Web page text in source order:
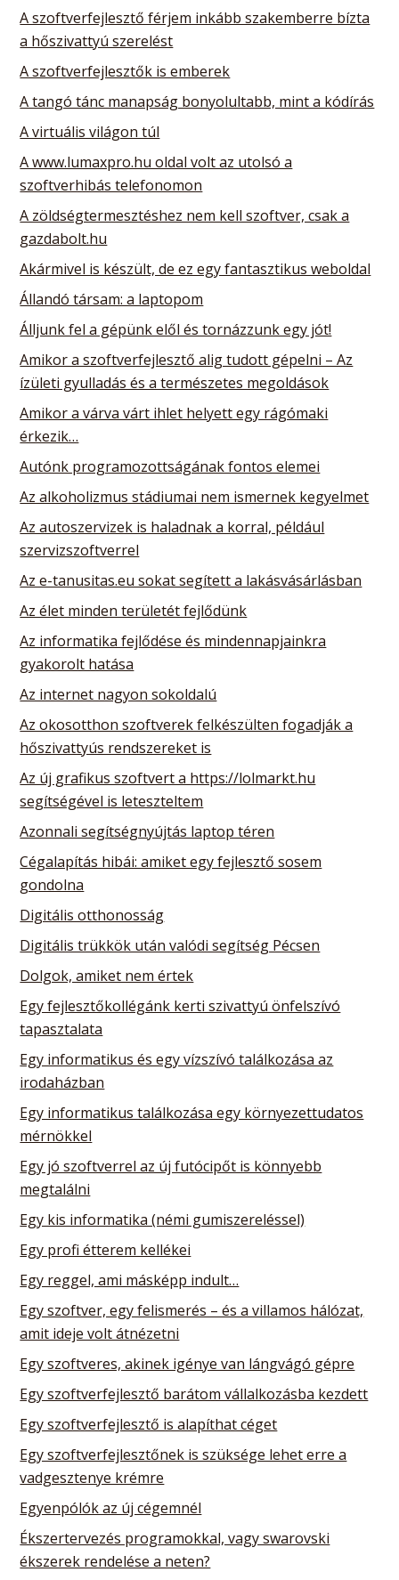
A szoftverfejlesztő férjem inkább szakemberre bízta
a hőszivattyú szerelést
A szoftverfejlesztők is emberek
A tangó tánc manapság bonyolultabb, mint a kódírás
A virtuális világon túl
A www.lumaxpro.hu oldal volt az utolsó a
szoftverhibás telefonomon
A zöldségtermesztéshez nem kell szoftver, csak a
gazdabolt.hu
Akármivel is készült, de ez egy fantasztikus weboldal
Állandó társam: a laptopom
Álljunk fel a gépünk elől és tornázzunk egy jót!
Amikor a szoftverfejlesztő alig tudott gépelni – Az
ízületi gyulladás és a természetes megoldások
Amikor a várva várt ihlet helyett egy rágómaki
érkezik…
Autónk programozottságának fontos elemei
Az alkoholizmus stádiumai nem ismernek kegyelmet
Az autoszervizek is haladnak a korral, például
szervizszoftverrel
Az e-tanusitas.eu sokat segített a lakásvásárlásban
Az élet minden területét fejlődünk
Az informatika fejlődése és mindennapjainkra
gyakorolt hatása
Az internet nagyon sokoldalú
Az okosotthon szoftverek felkészülten fogadják a
hőszivattyús rendszereket is
Az új grafikus szoftvert a https://lolmarkt.hu
segítségével is leteszteltem
Azonnali segítségnyújtás laptop téren
Cégalapítás hibái: amiket egy fejlesztő sosem
gondolna
Digitális otthonosság
Digitális trükkök után valódi segítség Pécsen
Dolgok, amiket nem értek
Egy fejlesztőkollégánk kerti szivattyú önfelszívó
tapasztalata
Egy informatikus és egy vízszívó találkozása az
irodaházban
Egy informatikus találkozása egy környezettudatos
mérnökkel
Egy jó szoftverrel az új futócipőt is könnyebb
megtalálni
Egy kis informatika (némi gumiszereléssel)
Egy profi étterem kellékei
Egy reggel, ami másképp indult…
Egy szoftver, egy felismerés – és a villamos hálózat,
amit ideje volt átnézetni
Egy szoftveres, akinek igénye van lángvágó gépre
Egy szoftverfejlesztő barátom vállalkozásba kezdett
Egy szoftverfejlesztő is alapíthat céget
Egy szoftverfejlesztőnek is szüksége lehet erre a
vadgesztenye krémre
Egyenpólók az új cégemnél
Ékszertervezés programokkal, vagy swarovski
ékszerek rendelése a neten?